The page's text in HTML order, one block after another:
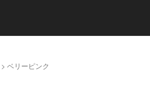
> ベリーピンク